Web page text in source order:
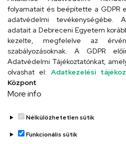
Szervezeti
UD telefonkönyv
folyamatait és beépítette a GDPR
adatvédelmi tevékenységébe.
adatait a Debreceni Egyetem
kezelte, megfelelve az
szabályozásoknak. A GDPR
Adatvédelmi Tájékoztatónkat,
olvashat el: Adatkezelési
Központ
More info
Nélkülözhetetlen sütik
Funkcionális sütik